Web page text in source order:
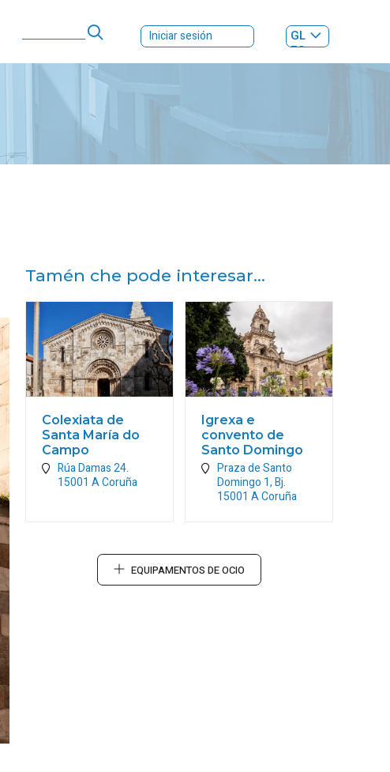
Iniciar sesión
GL
ES|
Tamén che pode interesar...
Colexiata de
Santa María do
Campo
Rúa Damas 24.
15001 A Coruña
Igrexa e
convento de
Santo Domingo
Praza de Santo
Domingo 1, Bj.
15001 A Coruña
EQUIPAMENTOS DE OCIO